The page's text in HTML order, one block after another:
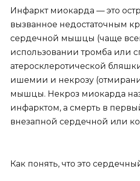
Инфаркт миокарда — это
вызванное недостаточным
сердечной мышцы (чаще
использовании тромба или
атеросклеротической
ишемии и некрозу
мышцы. Некроз миокарда
инфарктом, а смерть в
внезапной сердечной или
Как понять, что это